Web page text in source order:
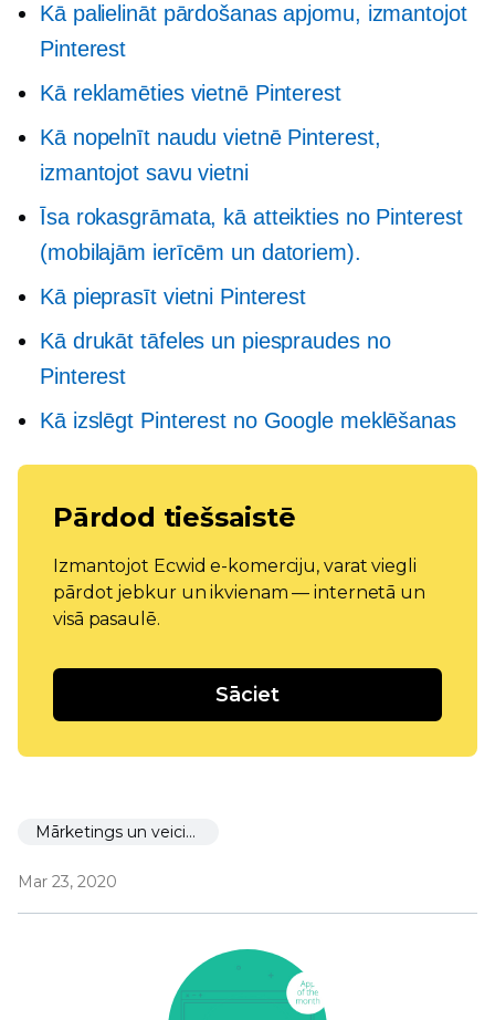
Kā palielināt pārdošanas apjomu, izmantojot
Pinterest
Kā reklamēties vietnē Pinterest
Kā nopelnīt naudu vietnē Pinterest,
izmantojot savu vietni
Īsa rokasgrāmata, kā atteikties no Pinterest
(mobilajām ierīcēm un datoriem).
Kā pieprasīt vietni Pinterest
Kā drukāt tāfeles un piespraudes no
Pinterest
Kā izslēgt Pinterest no Google meklēšanas
Pārdod tiešsaistē
Izmantojot Ecwid e-komerciju, varat viegli
pārdot jebkur un ikvienam — internetā un
visā pasaulē.
Sāciet
Mārketings un veicināšana
Mar 23, 2020